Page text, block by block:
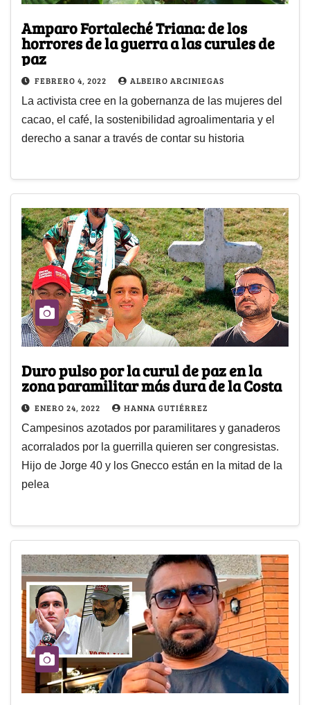
Amparo Fortaleché Triana: de los
horrores de la guerra a las curules de
paz
FEBRERO 4, 2022 ALBEIRO ARCINIEGAS
La activista cree en la gobernanza de las mujeres del
cacao, el café, la sostenibilidad agroalimentaria y el
derecho a sanar a través de contar su historia
Duro pulso por la curul de paz en la
zona paramilitar más dura de la Costa
ENERO 24, 2022 HANNA GUTIÉRREZ
Campesinos azotados por paramilitares y ganaderos
acorralados por la guerrilla quieren ser congresistas.
Hijo de Jorge 40 y los Gnecco están en la mitad de la
pelea